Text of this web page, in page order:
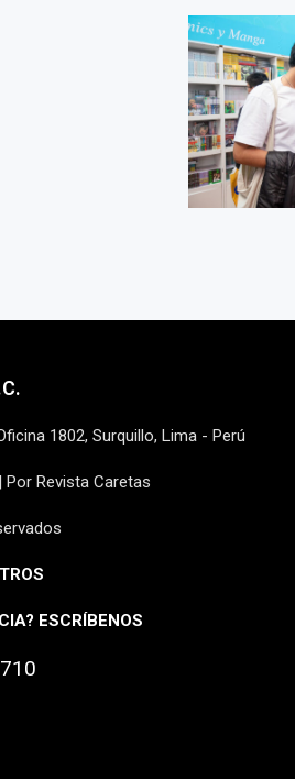
1802, Surquillo, Lima - Perú
Revista Caretas
ESCRÍBENOS